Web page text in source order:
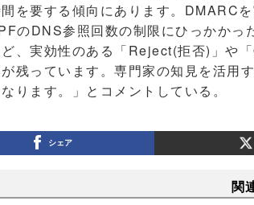
を要する傾向にあります。DMARC
のDNS参照回数の制限にひっかかっ
、実効性のある「Reject(拒否)」や
残っています。専門家の知見を活用
ります。」とコメントしている。
シェア
関